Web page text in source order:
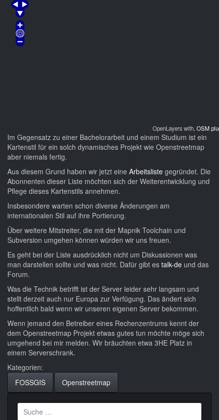
OpenLayers with,OSM
Im Gegensatz zu einer Bachelorarbeit und einem Studium ist ein
Kartenstil für ein solch dynamisches Projekt wie Openstreetmap
aber niemals fertig.
Aus diesem Grund haben wir jetzt eine Arbeitsliste gegründet. Die
Abonnenten dieser Liste möchten sich der Weiterentwicklung und
Pflege dieses Kartenstils annehmen.
Insbesondere warten schon diverse Änderungen am
internationalen Stil auf ihre Portierung.
Über weitere Mitstreiter, die mit der Mapnik Toolchain und
Subversion umgehen können würden wir uns freuen.
Es geht bei der Liste ausdrücklich nicht um Diskussionen was
man darstellen sollte und was nicht. Dafür gibt es talk-de und das
Forum.
Was die Technik betrifft ist der Server leider sehr langsam und
stellt derzeit auch nur Europa zur Verfügung. Das ändert sich
hoffentlich bald wenn wir unseren eigenen Server bekommen.
Wenn jemand den Betreiber eines Rechenzentrums kennt der
dem Openstreetmap Projekt etwas gutes tun möchte möge sich
umgehend bei mir melden. Wir bräuchten etwa 3HE Platz in
einem Serverschrank.
Kategorien:
FOSSGIS
Openstreetmap
Suche
nach: